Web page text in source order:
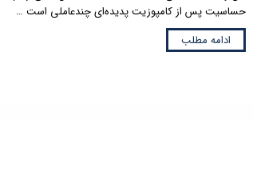
حساسیت پس از کامپوزیت پدیده‌ای چندعاملی است …
ادامه مطلب